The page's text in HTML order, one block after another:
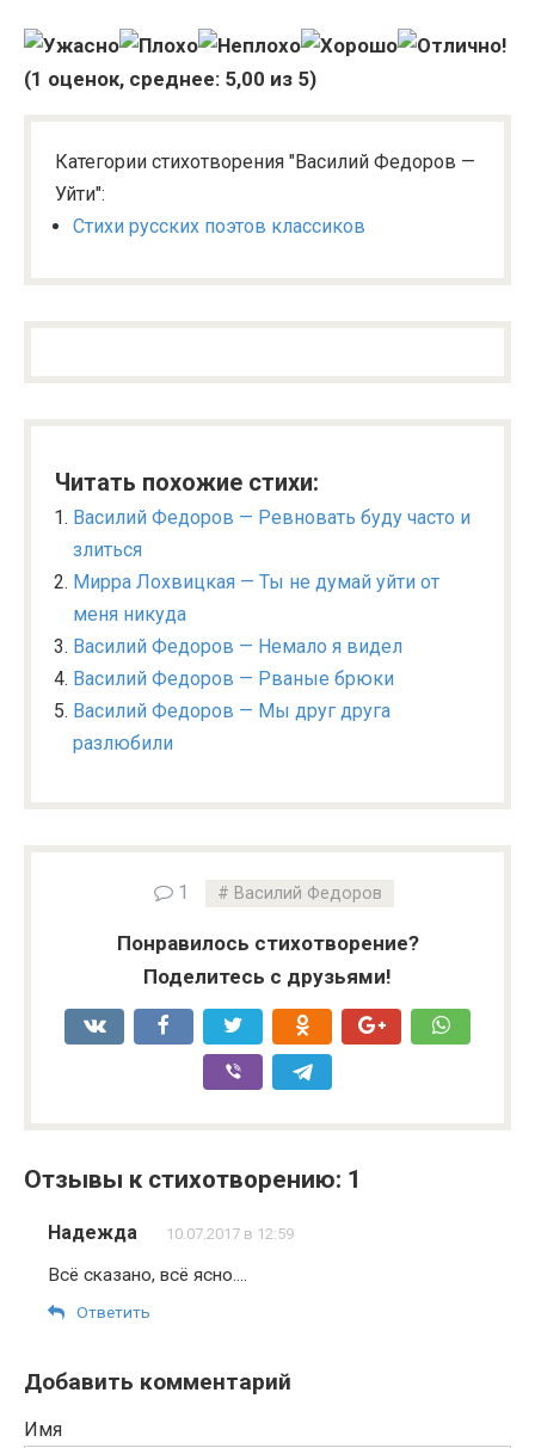
(1 оценок, среднее: 5,00 из 5)
Категории стихотворения "Василий Федоров —
Уйти":
Стихи русских поэтов классиков
Читать похожие стихи:
Василий Федоров — Ревновать буду часто и
злиться
Мирра Лохвицкая — Ты не думай уйти от
меня никуда
Василий Федоров — Немало я видел
Василий Федоров — Рваные брюки
Василий Федоров — Мы друг друга
разлюбили
1 Василий Федоров
Понравилось стихотворение?
Поделитесь с друзьями!
Отзывы к стихотворению: 1
Надежда 10.07.2017 в 12:59
Всё сказано, всё ясно….
Ответить
Добавить комментарий
Имя